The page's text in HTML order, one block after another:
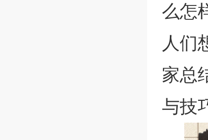
么怎
人们
家总
与技